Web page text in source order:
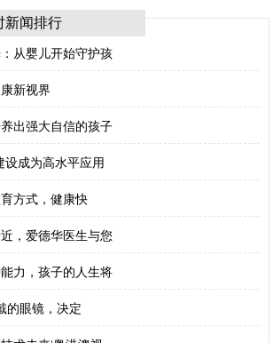
新闻排行
从婴儿开始守护孩
新视界
出强大自信的孩子
设成为高水平应用
方式，健康快
，爱德华医生与您
力，孩子的人生将
的眼镜，决定